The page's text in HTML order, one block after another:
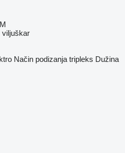
viljuškar
Način podizanja tripleks Dužina